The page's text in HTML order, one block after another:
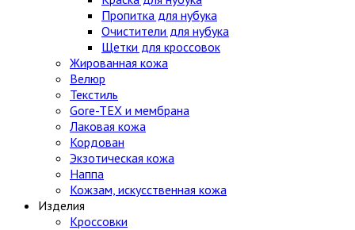
Пропитка для нубука
Очистители для нубука
Щетки для кроссовок
Жированная кожа
Велюр
Текстиль
Gore-TEX и мембрана
Лаковая кожа
Кордован
Экзотическая кожа
Наппа
Кожзам, искусственная кожа
Изделия
Кроссовки